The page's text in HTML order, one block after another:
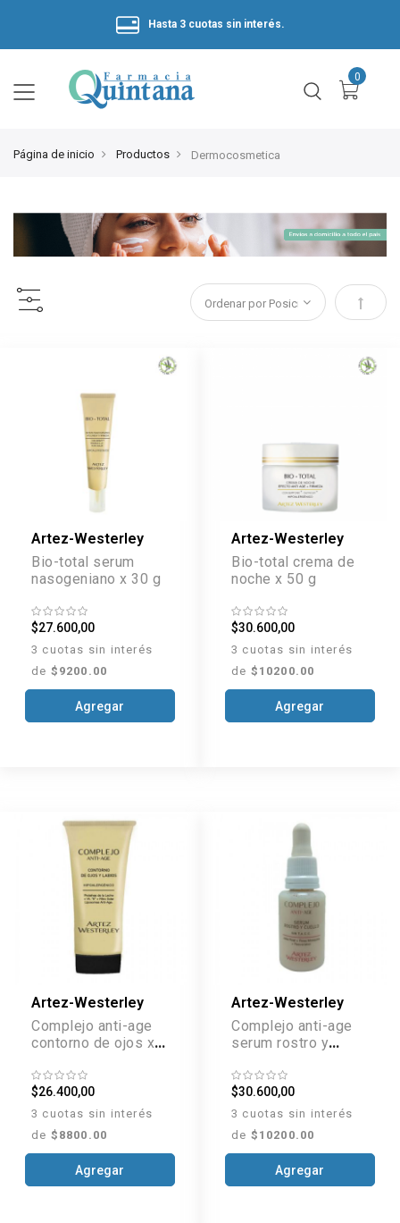
Hasta 3 cuotas sin interés.
Página de inicio Productos Dermocosmetica
Artez-Westerley
Bio-total serum
nasogeniano x 30 g
$27.600,00
3 cuotas sin interés
de $9200.00
Agregar
Artez-Westerley
Bio-total crema de
noche x 50 g
$30.600,00
3 cuotas sin interés
de $10200.00
Agregar
Artez-Westerley
Complejo anti-age
contorno de ojos x
$26.400,00
3 cuotas sin interés
de $8800.00
Agregar
Artez-Westerley
Complejo anti-age
serum rostro y
$30.600,00
3 cuotas sin interés
de $10200.00
Agregar